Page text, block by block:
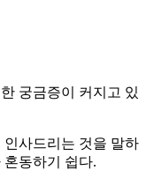
궁금증이 커지고 있
사드리는 것을 말하
동하기 쉽다.